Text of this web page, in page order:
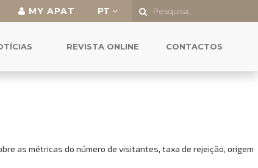
as funcionalidades.
as métricas do número de visitantes, taxa de rejeição, origem
MY APAT PT
REVISTA ONLINE CONTACTOS